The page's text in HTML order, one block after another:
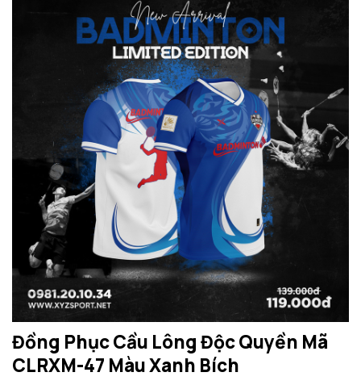
Đồng Phục Cầu Lông Độc Quyền Mã
CLRXM-47 Màu Xanh Bích